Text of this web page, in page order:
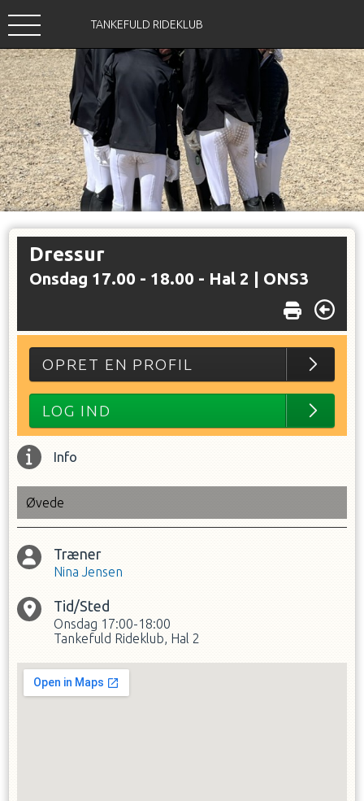
TANKEFULD RIDEKLUB
Dressur
Onsdag 17.00 - 18.00 - Hal 2 | ONS3
OPRET EN PROFIL
LOG IND
Info
Øvede
Træner
Nina Jensen
Tid/Sted
Onsdag 17:00-18:00
Tankefuld Rideklub, Hal 2